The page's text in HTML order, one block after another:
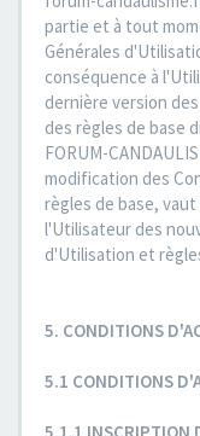
partie et à tout
Générales
conséquence à
dernière version
des règles de base
FORUM-
modification des
règles de base,
l'Utilisateur des
d'Utilisation et
5. CONDITIONS
5.1 CONDITIONS